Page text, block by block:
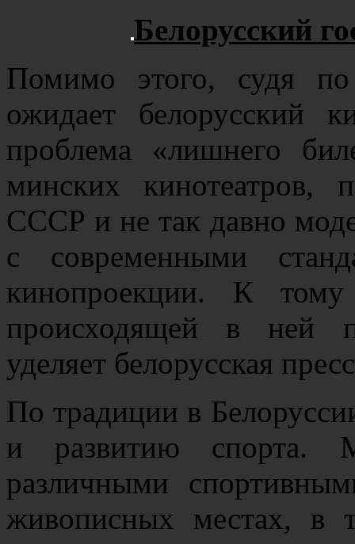
Белорусский
Помимо этого, судя по
ожидает белорусский
проблема «лишнего
минских кинотеатров,
СССР и не так давно
с современными
кинопроекции. К
происходящей в ней
уделяет белорусская
По традиции в
и развитию спорта.
различными
живописных местах, в